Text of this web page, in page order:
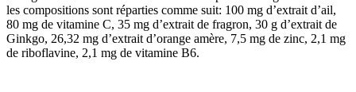
les compositions sont réparties comme suit: 100 mg d’extrait d’ail,
80 mg de vitamine C, 35 mg d’extrait de fragron, 30 g d’extrait de
Ginkgo, 26,32 mg d’extrait d’orange amère, 7,5 mg de zinc, 2,1 mg
de riboflavine, 2,1 mg de vitamine B6.